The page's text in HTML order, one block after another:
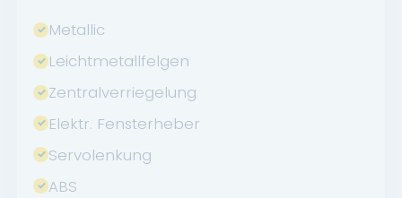
Metallic
Leichtmetallfelgen
Zentralverriegelung
Elektr. Fensterheber
Servolenkung
ABS